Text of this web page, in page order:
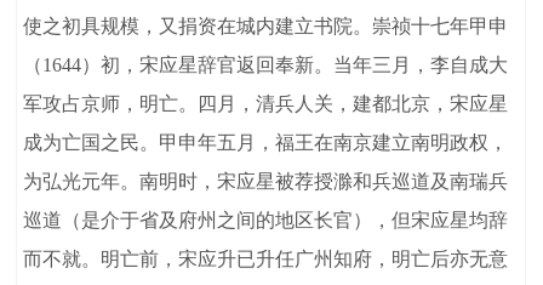
使之初具规模，又捐资在城内建立书院。崇祯十七年甲申
（1644）初，宋应星辞官返回奉新。当年三月，李自成大
军攻占京师，明亡。四月，清兵人关，建都北京，宋应星
成为亡国之民。甲申年五月，福王在南京建立南明政权，
为弘光元年。南明时，宋应星被荐授滁和兵巡道及南瑞兵
巡道（是介于省及府州之间的地区长官），但宋应星均辞
而不就。明亡前，宋应升已升任广州知府，明亡后亦无意